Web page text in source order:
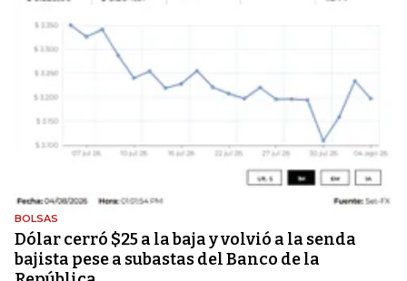
BOLSAS
Dólar cerró $25 a la baja y volvió a la senda
bajista pese a subastas del Banco de la